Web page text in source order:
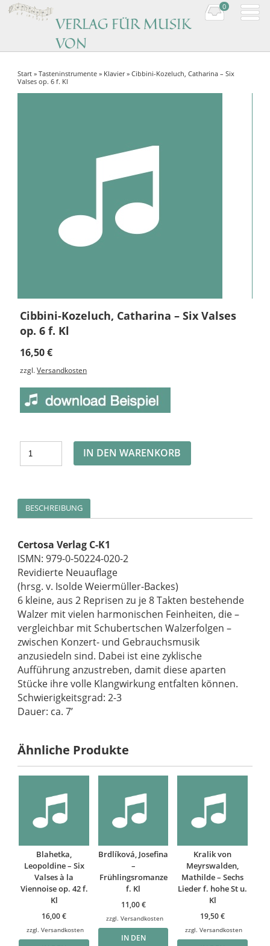
VERLAG FÜR MUSIK
VON
Music by women composers
0
Start »Tasteninstrumente » Klavier» Cibbini-Kozeluch, Catharina – Six
Valses op. 6 f. Kl
Cibbini-Kozeluch, Catharina – Six Valses
op. 6 f. Kl
16,50€
zzgl.Versandkosten
IN DEN WARENKORB
BESCHREIBUNG
Certosa Verlag C-K1
ISMN: 979-0-50224-020-2
Revidierte Neuauflage
(hrsg. v. Isolde Weiermüller-Backes)
6 kleine, aus 2 Reprisen zu je 8 Takten bestehende
Walzer mit vielen harmonischen Feinheiten, die –
vergleichbar mit Schubertschen Walzerfolgen –
zwischen Konzert- und Gebrauchsmusik
anzusiedeln sind. Dabei ist eine zyklische
Aufführung anzustreben, damit diese aparten
Stücke ihre volle Klangwirkung entfalten können.
Schwierigkeitsgrad: 2-3
Dauer: ca. 7’
Ähnliche Produkte
Blahetka,
Leopoldine – Six
Valses à la
Viennoise op. 42 f.
Kl
16,00€
zzgl.Versandkosten
Brdlíková, Josefina
–
Frühlingsromanze
f. Kl
11,00€
zzgl. Versandkosten
IN DEN
Kralik von
Meyrswalden,
Mathilde – Sechs
Lieder f. hohe St u.
Kl
19,50€
zzgl.Versandkosten